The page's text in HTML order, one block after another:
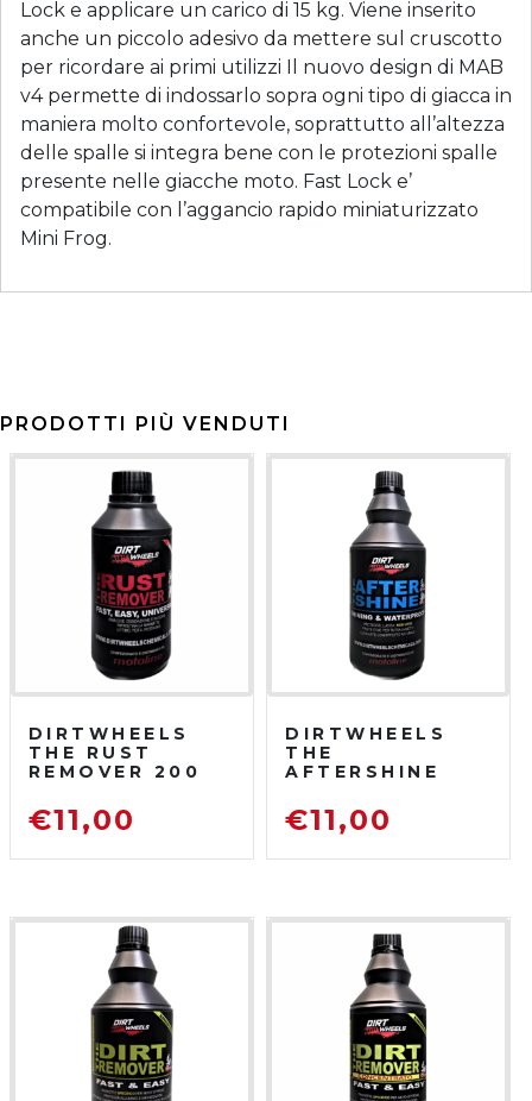
Lock e applicare un carico di 15 kg. Viene inserito
anche un piccolo adesivo da mettere sul cruscotto
per ricordare ai primi utilizzi Il nuovo design di MAB
v4 permette di indossarlo sopra ogni tipo di giacca in
maniera molto confortevole, soprattutto all’altezza
delle spalle si integra bene con le protezioni spalle
presente nelle giacche moto. Fast Lock e’
compatibile con l’aggancio rapido miniaturizzato
Mini Frog.
PRODOTTI PIÙ VENDUTI
DIRTWHEELS
THE RUST
REMOVER 200
DISOSSIDANTE
RIMUOVI
€11,00
DIRTWHEELS
THE
AFTERSHINE
PROTETTIVO
LUCIDANTE
€11,00